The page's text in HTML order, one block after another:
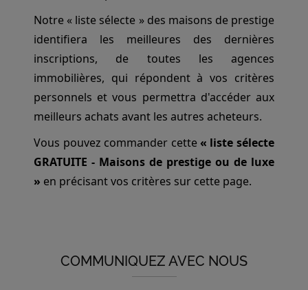
Notre « liste sélecte » des maisons de prestige
identifiera les meilleures des dernières
inscriptions, de toutes les agences
immobilières, qui répondent à vos critères
personnels et vous permettra d'accéder aux
meilleurs achats avant les autres acheteurs.
Vous pouvez commander cette« liste sélecte
GRATUITE - Maisons de prestige ou de luxe
» en précisant vos critères sur cette page.
COMMUNIQUEZ AVEC NOUS